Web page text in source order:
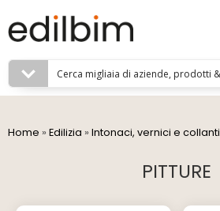
Home » Edilizia » Intonaci, vernici e collanti
PITTURE